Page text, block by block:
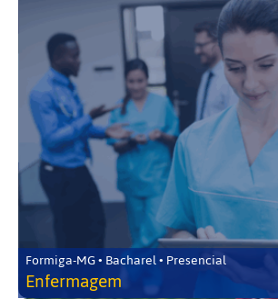
Formiga-MG • Bacharel • Presencial
Enfermagem